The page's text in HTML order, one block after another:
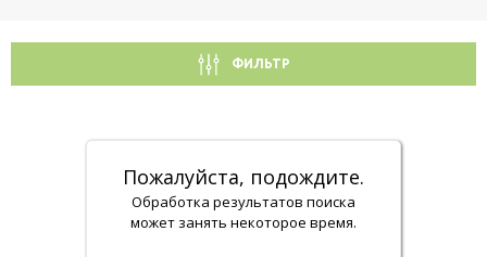
ФИЛЬТР
Пожалуйста, подождите.
Обработка результатов поиска
может занять некоторое время.